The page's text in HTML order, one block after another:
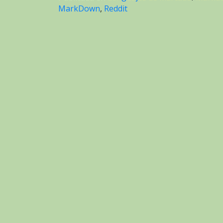
MarkDown, Reddit